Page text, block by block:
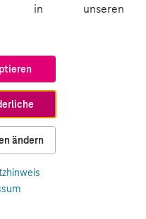
in unseren
ändern